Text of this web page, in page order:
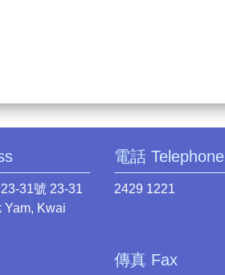
31號 23-31
Yam, Kwai
電話 Telephone
2429 1221
傳真 Fax